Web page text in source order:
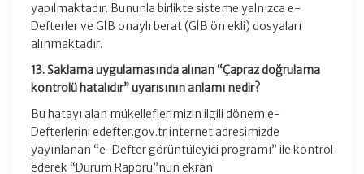
yapılmaktadır. Bununla birlikte sisteme yalnızca e-
Defterler ve GİB onaylı berat (GİB ön ekli) dosyaları
alınmaktadır.
13. Saklama uygulamasında alınan “Çapraz doğrulama
kontrolü hatalıdır” uyarısının anlamı nedir?
Bu hatayı alan mükelleflerimizin ilgili dönem e-
Defterlerini edefter.gov.tr internet adresimizde
yayınlanan “e-Defter görüntüleyici programı” ile kontrol
ederek “Durum Raporu”nun ekran